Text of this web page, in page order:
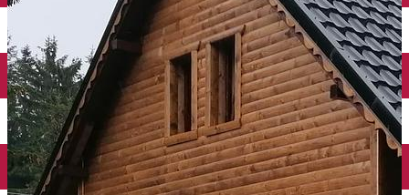
Închirieri auto
Închirieri de biciclete